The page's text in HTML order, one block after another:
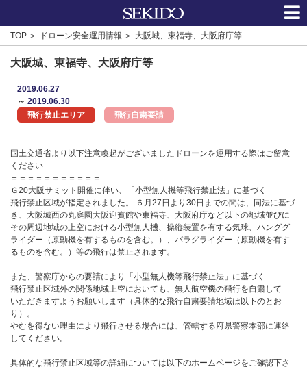
TOP ドローン安全運用情報 大阪城、東福寺、大阪府庁等
大阪城、東福寺、大阪府庁等
2019.06.27
～ 2019.06.30
飛行禁止エリア
飛行自粛要請
国土交通省より以下注意喚起がございましたドローンを運用する際はご留意
ください
＝＝＝＝＝＝＝＝＝＝＝
Ｇ20大阪サミット開催に伴い、「小型無人機等飛行禁止法」に基づく
飛行禁止区域が指定されました。 ６月27日より30日までの間は、同法に基づ
き、大阪城西の丸庭園大阪迎賓館や東福寺、大阪府庁など以下の地域並びに
その周辺地域の上空における小型無人機、操縦装置を有する気球、ハンググ
ライダー（原動機を有するものを含む。）、パラグライダー（原動機を有す
るものを含む。）等の飛行は禁止されます。
また、警察庁からの要請により「小型無人機等飛行禁止法」に基づく
飛行禁止区域外の関係地域上空においても、無人航空機の飛行を自粛して
いただきますようお願いします（具体的な飛行自粛要請地域は以下のとお
り）。
やむを得ない理由により飛行させる場合には、管轄する府県警察本部に連絡
してください。
具体的な飛行禁止区域等の詳細については以下のホームページをご確認下さ